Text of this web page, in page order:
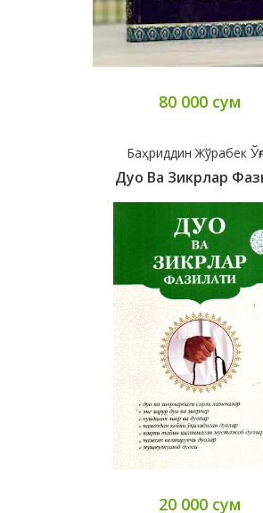
80 000 сум
Баҳриддин Жўрабек
Дуо Ва Зикрлар
20 000 сум